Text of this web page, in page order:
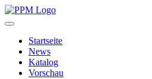
Startseite
News
Katalog
Vorschau